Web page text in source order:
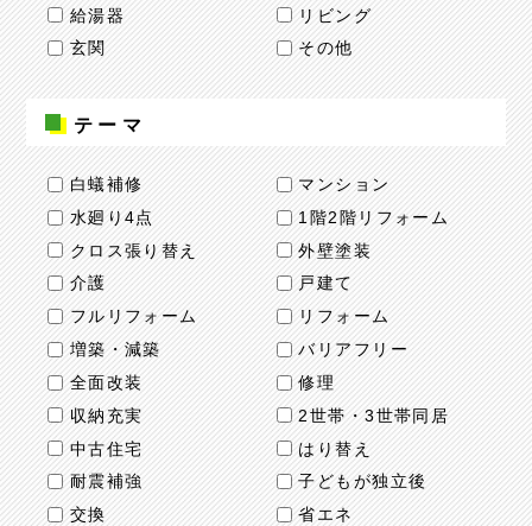
給湯器
リビング
玄関
その他
テーマ
白蟻補修
マンション
水廻り4点
1階2階リフォーム
クロス張り替え
外壁塗装
介護
戸建て
フルリフォーム
リフォーム
増築・減築
バリアフリー
全面改装
修理
収納充実
2世帯・3世帯同居
中古住宅
はり替え
耐震補強
子どもが独立後
交換
省エネ